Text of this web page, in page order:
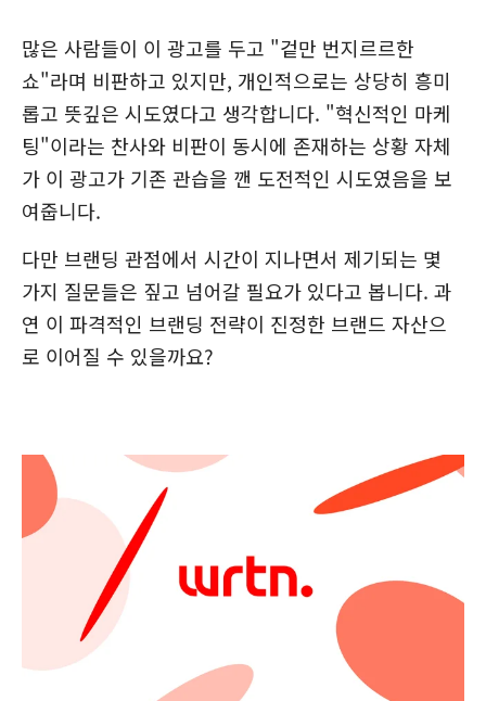
많은 사람들이 이 광고를 두고 "겉만 번지르르한
쇼"라며 비판하고 있지만, 개인적으로는 상당히 흥미
롭고 뜻깊은 시도였다고 생각합니다. "혁신적인 마케
팅"이라는 찬사와 비판이 동시에 존재하는 상황 자체
가 이 광고가 기존 관습을 깬 도전적인 시도였음을 보
여줍니다.
다만 브랜딩 관점에서 시간이 지나면서 제기되는 몇
가지 질문들은 짚고 넘어갈 필요가 있다고 봅니다. 과
연 이 파격적인 브랜딩 전략이 진정한 브랜드 자산으
로 이어질 수 있을까요?